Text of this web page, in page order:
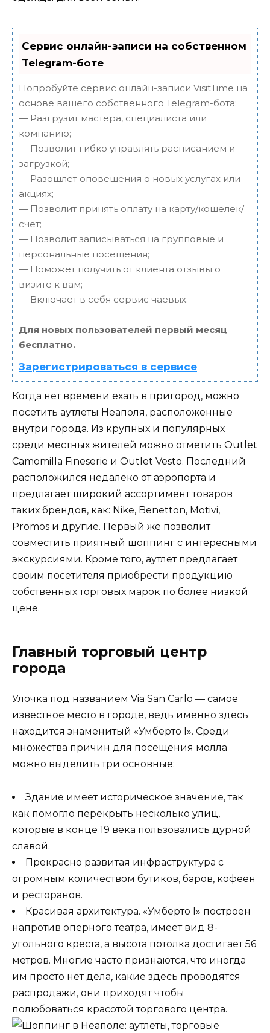
Сервис онлайн-записи на собственном
Telegram-боте
Попробуйте сервис онлайн-записи VisitTime на
основе вашего собственного Telegram-бота:
— Разгрузит мастера, специалиста или
компанию;
— Позволит гибко управлять расписанием и
загрузкой;
— Разошлет оповещения о новых услугах или
акциях;
— Позволит принять оплату на карту/кошелек/
счет;
— Позволит записываться на групповые и
персональные посещения;
— Поможет получить от клиента отзывы о
визите к вам;
— Включает в себя сервис чаевых.
Для новых пользователей первый месяц
бесплатно.
Зарегистрироваться в сервисе
Когда нет времени ехать в пригород, можно
посетить аутлеты Неаполя, расположенные
внутри города. Из крупных и популярных
среди местных жителей можно отметить Outlet
Camomilla Fineserie и Outlet Vesto. Последний
расположился недалеко от аэропорта и
предлагает широкий ассортимент товаров
таких брендов, как: Nike, Benetton, Motivi,
Promos и другие. Первый же позволит
совместить приятный шоппинг с интересными
экскурсиями. Кроме того, аутлет предлагает
своим посетителя приобрести продукцию
собственных торговых марок по более низкой
цене.
Главный торговый центр
города
Улочка под названием Via San Carlo — самое
известное место в городе, ведь именно здесь
находится знаменитый «Умберто I». Среди
множества причин для посещения молла
можно выделить три основные:
Здание имеет историческое значение, так
как помогло перекрыть несколько улиц,
которые в конце 19 века пользовались дурной
славой.
Прекрасно развитая инфраструктура с
огромным количеством бутиков, баров, кофеен
и ресторанов.
Красивая архитектура. «Умберто I» построен
напротив оперного театра, имеет вид 8-
угольного креста, а высота потолка достигает 56
метров. Многие часто признаются, что иногда
им просто нет дела, какие здесь проводятся
распродажи, они приходят чтобы
полюбоваться красотой торгового центра.